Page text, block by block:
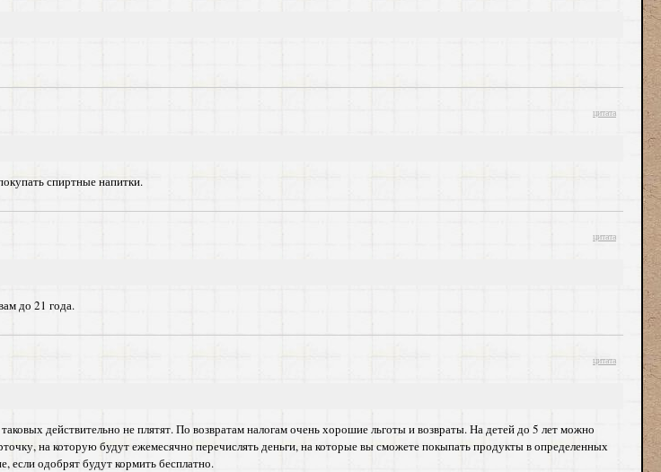
цитата
спиртные напитки.
цитата
до 21 года.
цитата
действительно не плятят. По возвратам налогам очень хорошие льготы и возвраты. На детей до 5 лет можно
на которую будут ежемесячно перечислять деньги, на которые вы сможете покыпать продукты в определенных
если одобрят будут кормить бесплатно.